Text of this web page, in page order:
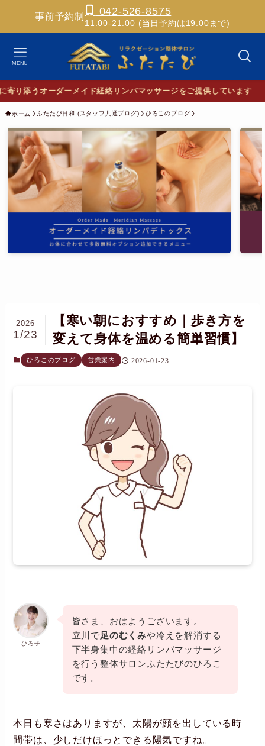
事前予約制 042-526-8575
11:00-21:00 (当日予約は19:00まで)
MENU
✨ホ
ホーム ふたたび日和 (スタッフ共通ブログ) ひろこのブログ
【寒い朝におすすめ｜歩き方を
変えて身体を温める簡単習慣】
2026
1/23
ひろこのブログ 営業案内 2026-01-23
ひろ子
皆さま、おはようございます。
立川で足のむくみや冷えを解消する
下半身集中の経絡リンパマッサージ
を行う整体サロンふたたびのひろこ
です。
本日も寒さはありますが、太陽が顔を出している時
間帯は、少しだけほっとできる陽気ですね。